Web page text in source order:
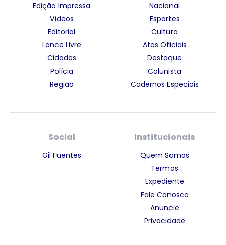
Edição Impressa
Vídeos
Editorial
Lance Livre
Cidades
Polícia
Região
Nacional
Esportes
Cultura
Atos Oficiais
Destaque
Colunista
Cadernos Especiais
Social
Gil Fuentes
Institucionais
Quem Somos
Termos
Expediente
Fale Conosco
Anuncie
Privacidade